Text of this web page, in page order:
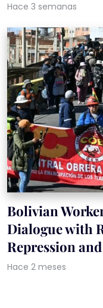
Hace 3 semanas
Bolivian
Dialogue with
Repression
Hace 2 meses